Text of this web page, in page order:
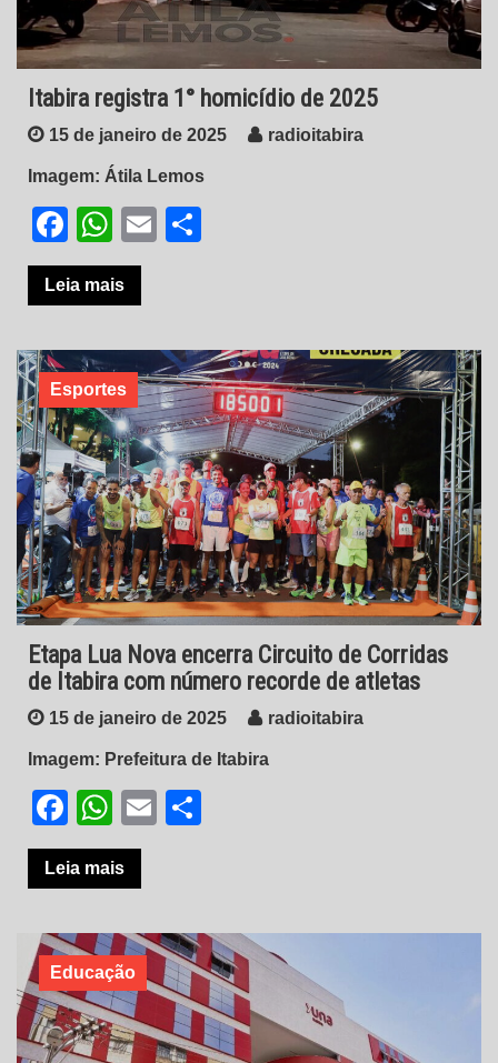
Itabira registra 1° homicídio de 2025
15 de janeiro de 2025 radioitabira
Imagem: Átila Lemos
Facebook
WhatsApp
Email
Leia mais
Esportes
Etapa Lua Nova encerra Circuito de Corridas
de Itabira com número recorde de atletas
15 de janeiro de 2025 radioitabira
Imagem: Prefeitura de Itabira
Facebook
WhatsApp
Email
Leia mais
Educação